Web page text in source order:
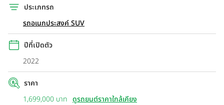
ประเภทรถ
รถอเนกประสงค์ SUV
ปีที่เปิดตัว
2022
ราคา
1,699,000 บาท ดูรถยนต์ราคาใกล้เคียง